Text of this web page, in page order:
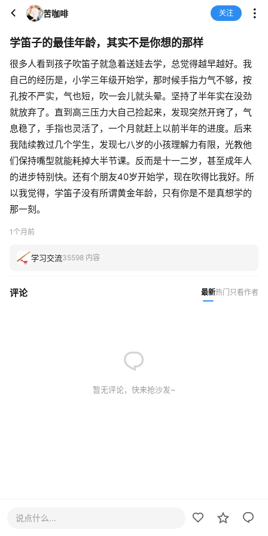
苦咖啡 关注
学笛子的最佳年龄，其实不是你想的那样
很多人看到孩子吹笛子就急着送娃去学，总觉得越早越好。我
自己的经历是，小学三年级开始学，那时候手指力气不够，按
孔按不严实，气也短，吹一会儿就头晕。坚持了半年实在没劲
就放弃了。直到高三压力大自己捡起来，发现突然开窍了，气
息稳了，手指也灵活了，一个月就赶上以前半年的进度。后来
我陆续教过几个学生，发现七八岁的小孩理解力有限，光教他
们保持嘴型就能耗掉大半节课。反而是十一二岁，甚至成年人
的进步特别快。还有个朋友40岁开始学，现在吹得比我好。所
以我觉得，学笛子没有所谓黄金年龄，只有你是不是真想学的
那一刻。
1个月前
学习交流35598 内容
评论 最新热门 只看作者
暂无评论，快来抢沙发~
说点什么...